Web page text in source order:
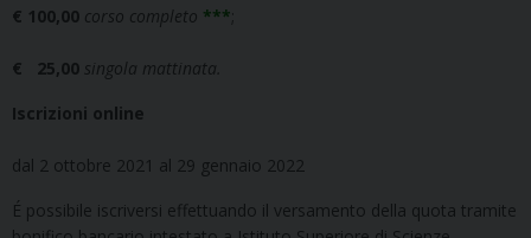
€ 100,00 corso completo ***;
€ 25,00 singola mattinata.
Iscrizioni online
dal 2 ottobre 2021 al 29 gennaio 2022
É possibile iscriversi effettuando il versamento della quota tramite